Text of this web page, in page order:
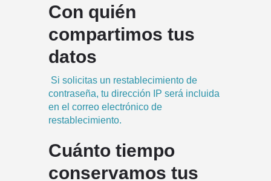
Con quién
compartimos tus
datos
Si solicitas un restablecimiento de
contraseña, tu dirección IP será incluida
en el correo electrónico de
restablecimiento.
Cuánto tiempo
conservamos tus